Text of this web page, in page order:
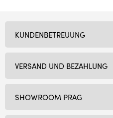
SHOWROOM PRAG
KUNDENBETREUUNG
VERSAND UND BEZAHLUNG